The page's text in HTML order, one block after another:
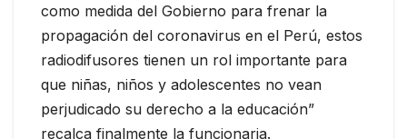
como medida del Gobierno para frenar la
propagación del coronavirus en el Perú, estos
radiodifusores tienen un rol importante para
que niñas, niños y adolescentes no vean
perjudicado su derecho a la educación”
recalca finalmente la funcionaria.